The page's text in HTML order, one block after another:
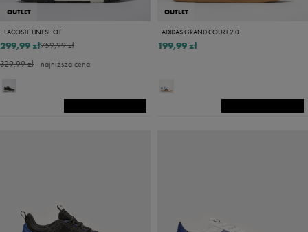
OUTLET
LACOSTE LINESHOT
759,99 zł
299,99 zł
329,99 zł- najniższa cena
OUTLET
ADIDAS GRAND COURT 2.0
199,99 zł